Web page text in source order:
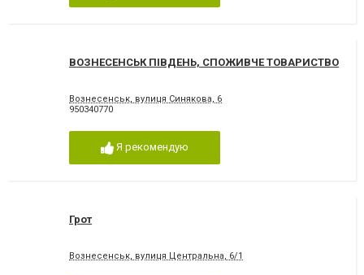
ВОЗНЕСЕНСЬК ПІВДЕНЬ, СПОЖИВЧЕ ТОВАРИСТВО
Вознесенськ, вулиця Синякова, 6
950340770
Я рекомендую
Грот
Вознесенськ, вулиця Центральна, 6/1